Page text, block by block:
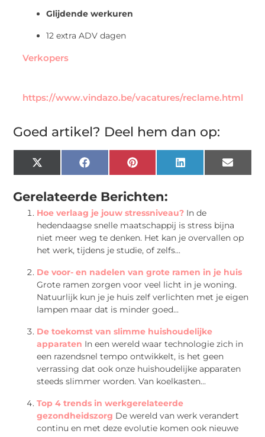
Glijdende werkuren
12 extra ADV dagen
Verkopers
https://www.vindazo.be/vacatures/reclame.html
Goed artikel? Deel hem dan op:
X
(Twitter)
FacebookPinterestLinkedInEmail
Gerelateerde Berichten:
Hoe verlaag je jouw stressniveau? In de
hedendaagse snelle maatschappij is stress bijna
niet meer weg te denken. Het kan je overvallen op
het werk, tijdens je studie, of zelfs...
De voor- en nadelen van grote ramen in je huis
Grote ramen zorgen voor veel licht in je woning.
Natuurlijk kun je je huis zelf verlichten met je eigen
lampen maar dat is minder goed...
De toekomst van slimme huishoudelijke
apparaten In een wereld waar technologie zich in
een razendsnel tempo ontwikkelt, is het geen
verrassing dat ook onze huishoudelijke apparaten
steeds slimmer worden. Van koelkasten...
Top 4 trends in werkgerelateerde
gezondheidszorg De wereld van werk verandert
continu en met deze evolutie komen ook nieuwe